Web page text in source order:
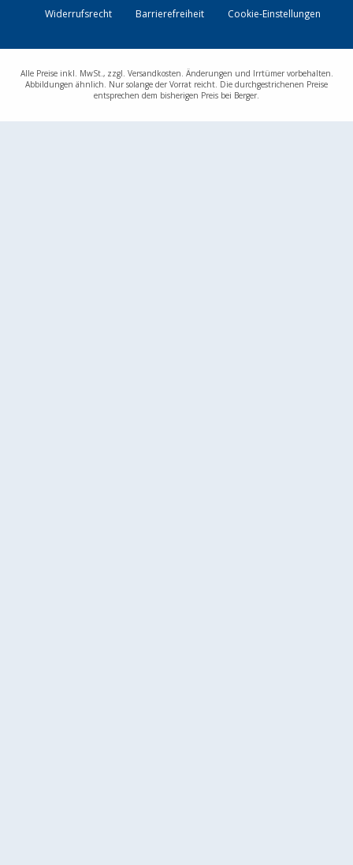
KontaktWiderrufsrecht
Barrierefreiheit Cookie-Einstellungen
Alle Preise inkl. MwSt., zzgl. Versandkosten. Änderungen und Irrtümer vorbehalten.
Abbildungen ähnlich. Nur solange der Vorrat reicht. Die durchgestrichenen Preise
entsprechen dem bisherigen Preis bei Berger.